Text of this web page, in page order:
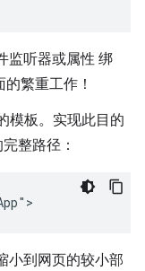
监听器或属性 绑
繁重工作！
模板。实现此目的
整路径：
小到网页的较小部